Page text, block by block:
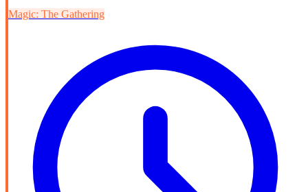
Magic: The Gathering